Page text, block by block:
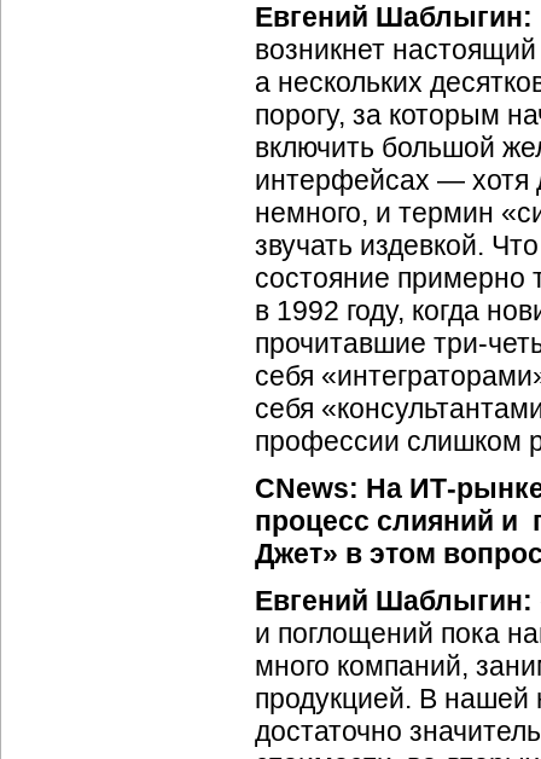
Евгений Шаблыгин:
возникнет
а нескольких
порогу, за которым
включить большой
интерфейсах — хотя
немного, и термин
звучать издевкой.
состояние примерно
в 1992 году, когда
прочитавшие три-
себя
себя
профессии слишком
CNews: На ИТ-
процесс слияний и
Джет» в этом
Евгений Шаблыгин:
и поглощений пока
много компаний,
продукцией. В
достаточно